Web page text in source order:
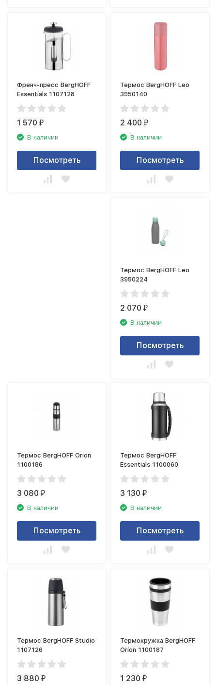
Френч-пресс BergHOFF
Essentials 1107128
1 570₽
В наличии
Посмотреть
Термос BergHOFF Leo
3950140
2 400₽
В наличии
Посмотреть
Термос BergHOFF Leo
3950224
2 070₽
В наличии
Посмотреть
Термос BergHOFF Orion
1100186
3 080₽
В наличии
Посмотреть
Термос BergHOFF
Essentials 1100060
3 130₽
В наличии
Посмотреть
Термос BergHOFF Studio
1107126
3 880₽
Термокружка BergHOFF
Orion 1100187
1 230₽